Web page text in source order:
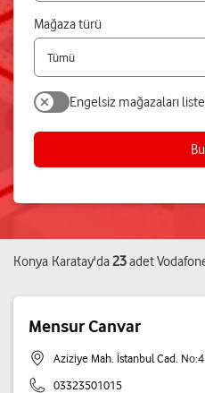
Mağaza türü
Engelsiz mağazaları
Konya Karatay'da 23adet
Mensur Canvar
Aziziye Mah. İstanbul Cad.
03323501015